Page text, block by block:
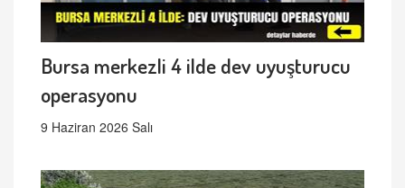
Bursa merkezli 4 ilde dev uyuşturucu
operasyonu
9 Haziran 2026 Salı